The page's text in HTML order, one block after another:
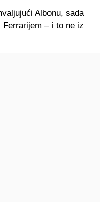
Albonu, sada
– i to ne iz